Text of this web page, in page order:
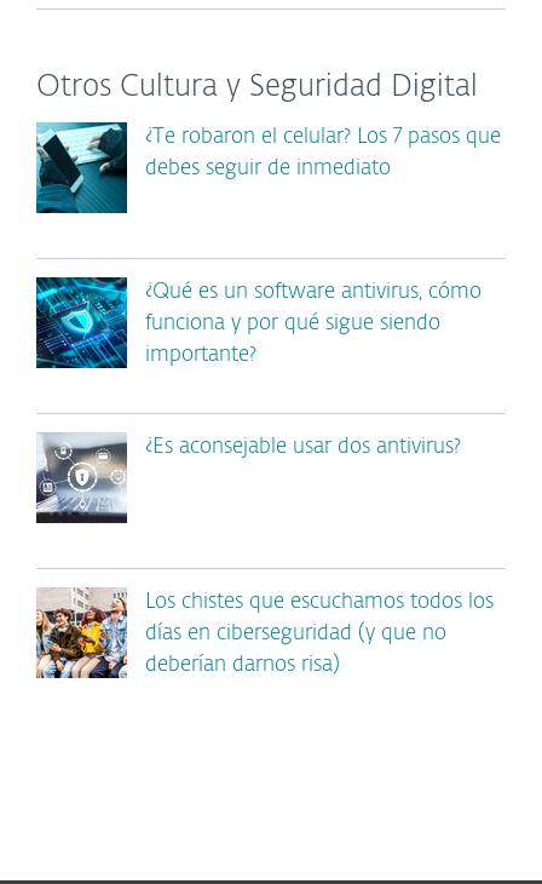
Otros Cultura y Seguridad Digital
¿Te robaron el celular? Los 7 pasos que
debes seguir de inmediato
¿Qué es un software antivirus, cómo
funciona y por qué sigue siendo
importante?
¿Es aconsejable usar dos antivirus?
Los chistes que escuchamos todos los
días en ciberseguridad (y que no
deberían darnos risa)